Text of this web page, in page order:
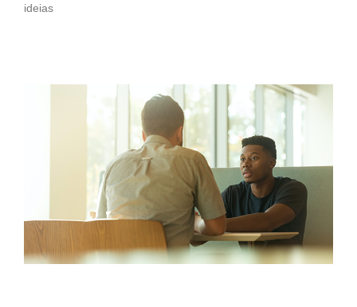
ideias